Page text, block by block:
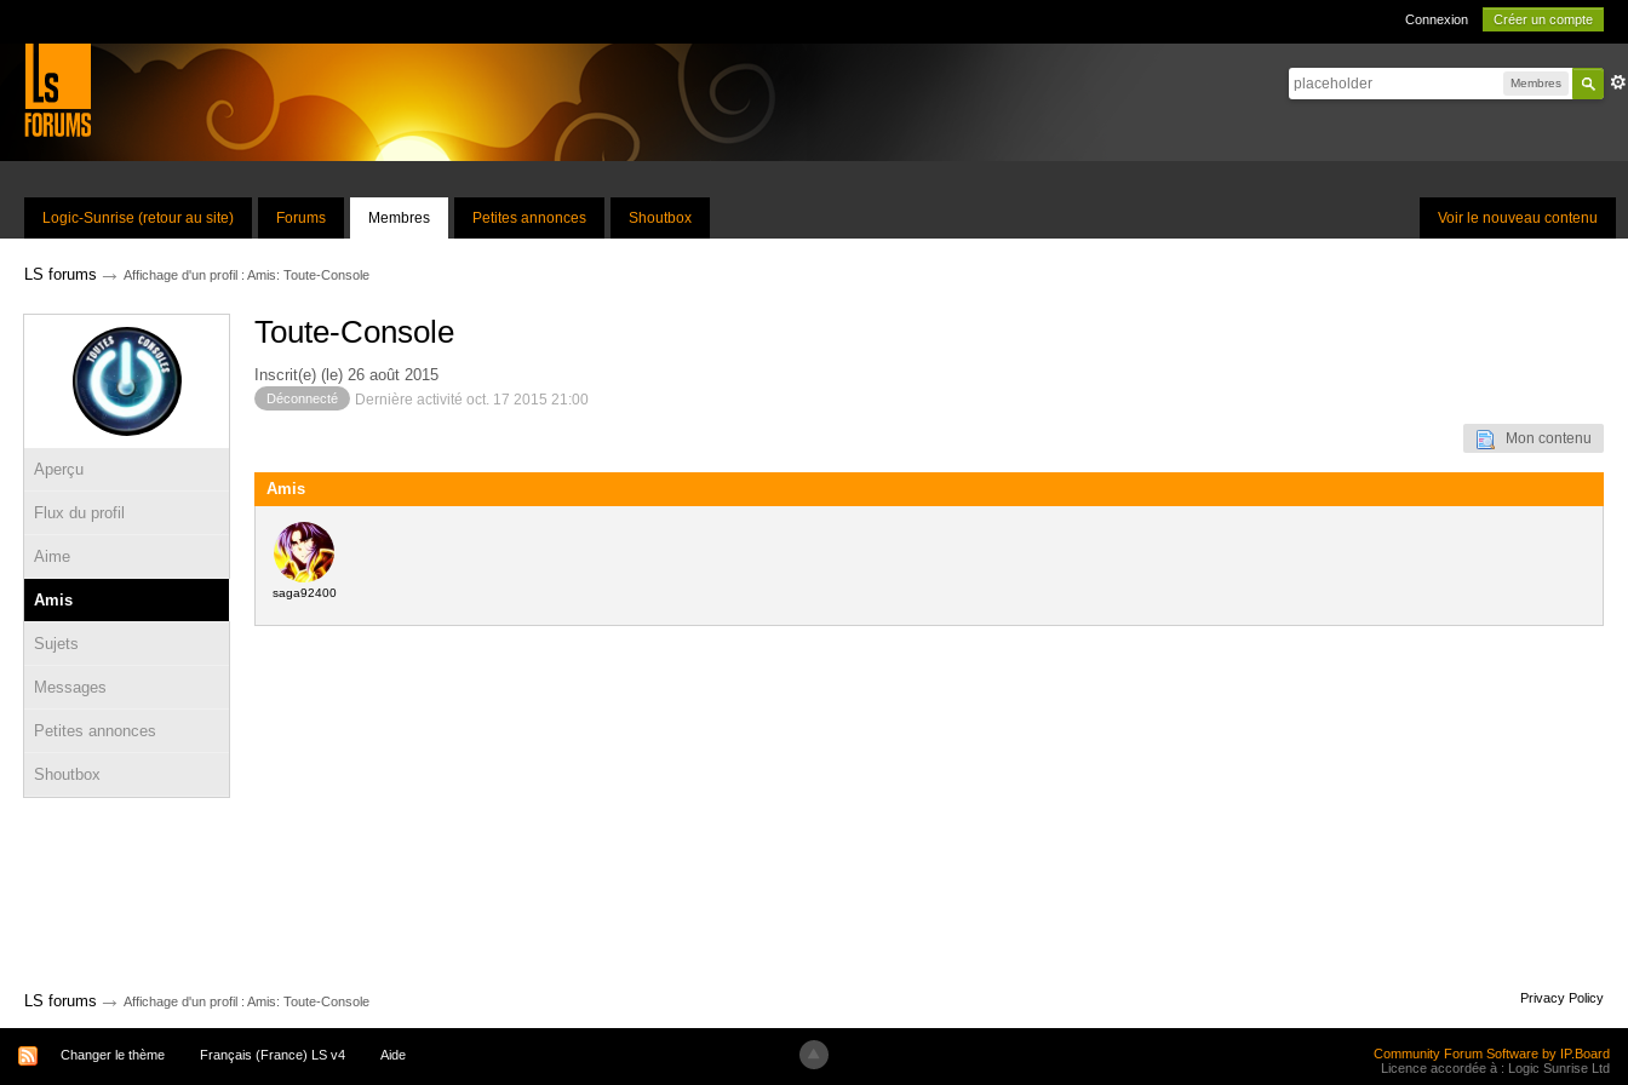
Connexion Créer un compte
Membres
Voir le nouveau contenu
Logic-Sunrise (retour au site) Forums Membres Petites annonces Shoutbox
LS forums → Affichage d'un profil : Amis: Toute-Console
Aperçu
Flux du profil
Aime
Amis
Sujets
Messages
Petites annonces
Shoutbox
Toute-Console
Inscrit(e) (le) 26 août 2015
Déconnecté Dernière activité oct. 17 2015 21:00
Mon contenu
Amis
saga92400
LS forums → Affichage d'un profil : Amis: Toute-Console Privacy Policy
Changer le thème Français (France) LS v4 Aide
Community Forum Software by IP.Board
Licence accordée à : Logic Sunrise Ltd